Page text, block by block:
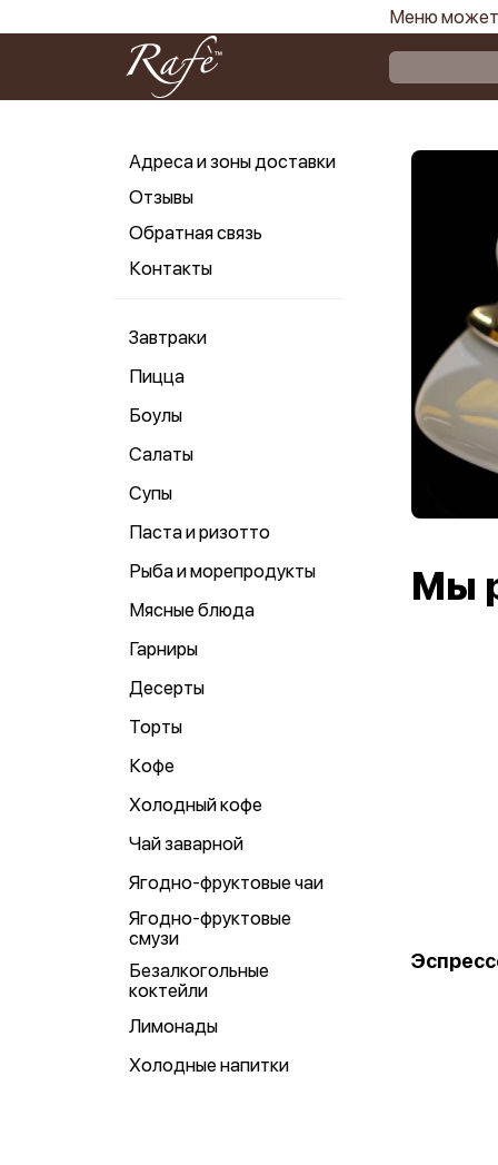
Меню может
Адреса и зоны доставки
Отзывы
Обратная связь
Контакты
Завтраки
Пицца
Боулы
Салаты
Супы
Паста и ризотто
Рыба и морепродукты
Мясные блюда
Гарниры
Десерты
Торты
Кофе
Холодный кофе
Чай заварной
Ягодно-фруктовые чаи
Ягодно-фруктовые
смузи
Безалкогольные
коктейли
Лимонады
Холодные напитки
Мы